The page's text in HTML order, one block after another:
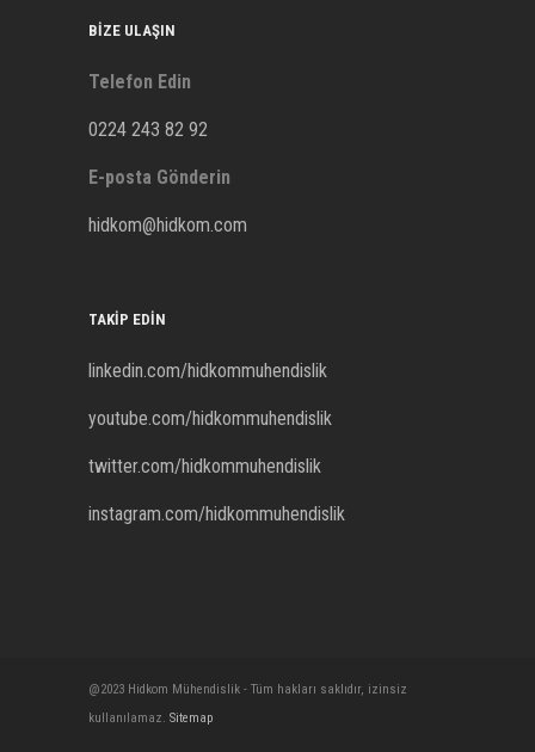
BIZE ULAŞIN
Telefon Edin
0224 243 82 92
E-posta Gönderin
hidkom@hidkom.com
TAKIP EDIN
linkedin.com/hidkommuhendislik
youtube.com/hidkommuhendislik
twitter.com/hidkommuhendislik
instagram.com/hidkommuhendislik
@2023 Hidkom Mühendislik - Tüm hakları saklıdır, izinsiz
kullanılamaz. Sitemap